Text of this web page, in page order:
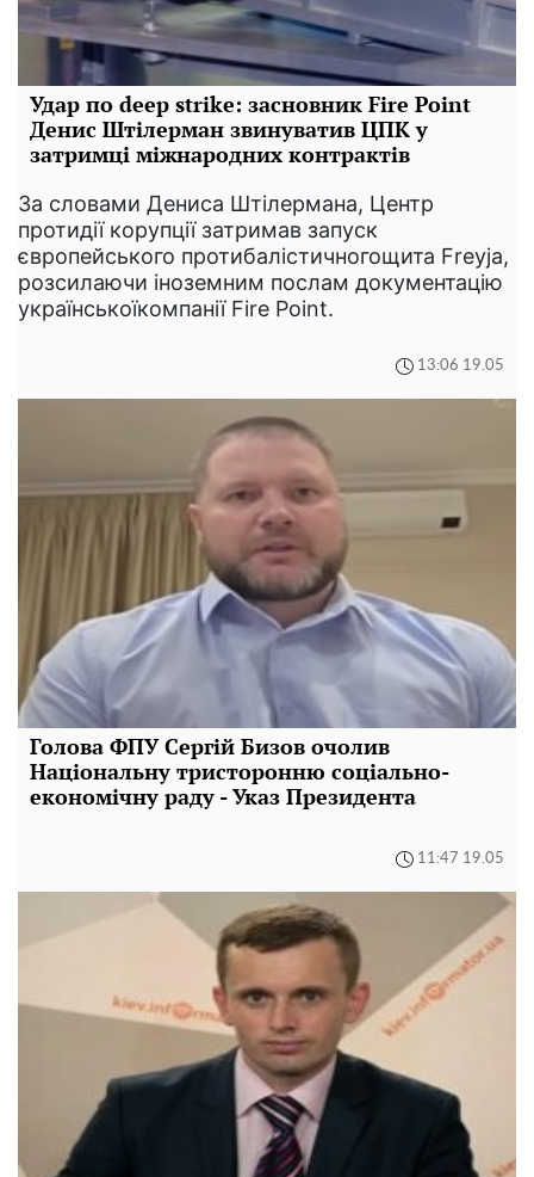
Удар по deep strike: засновник Fire Point
Денис Штілерман звинуватив ЦПК у
затримці міжнародних контрактів
За словами Дениса Штілермана, Центр
протидії корупції затримав запуск
європейського протибалістичногощита Freyja,
розсилаючи іноземним послам документацію
українськоїкомпанії Fire Point.
13:06 19.05
Голова ФПУ Сергій Бизов очолив
Національну тристоронню соціально-
економічну раду - Указ Президента
11:47 19.05